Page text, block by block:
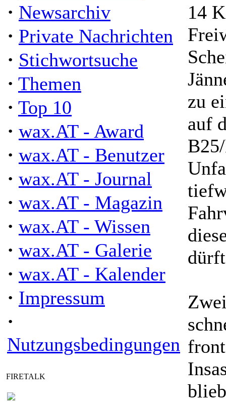
· Newsarchiv
· Private Nachrichten
· Stichwortsuche
· Themen
· Top 10
· wax.AT - Award
· wax.AT - Benutzer
· wax.AT - Journal
· wax.AT - Magazin
· wax.AT - Wissen
· wax.AT - Galerie
· wax.AT - Kalender
· Impressum
·
Nutzungsbedingungen
FIRETALK
14
zu
auf